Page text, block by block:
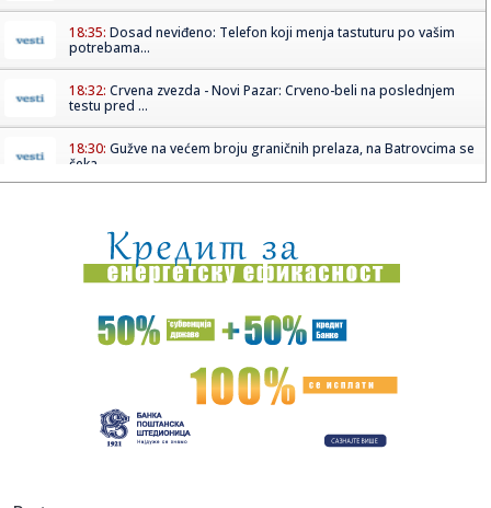
18:35: Dosad neviđeno: Telefon koji menja tastuturu po vašim
potrebama...
18:32: Crvena zvezda - Novi Pazar: Crveno-beli na poslednjem
testu pred ...
18:30: Gužve na većem broju graničnih prelaza, na Batrovcima se
čeka...
18:30:Lorenco Pelegrini produžio ugovor sa Romom do 2027.
godine
18:27:Nissan NX7
"Iran obećao nesmetan protok nafte kroz Ormuski
18:24:Incident u fabrici u Kikindi! Hitno reagovali policija i lekari, ...